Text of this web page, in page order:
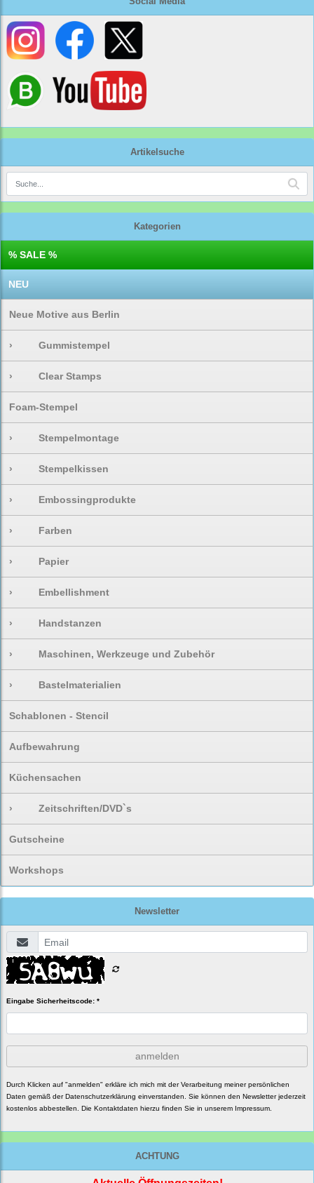
Artikelsuche
Kategorien
% SALE %
NEU
Neue Motive aus Berlin
› Gummistempel
› Clear Stamps
Foam-Stempel
› Stempelmontage
› Stempelkissen
› Embossingprodukte
› Farben
› Papier
› Embellishment
› Handstanzen
› Maschinen, Werkzeuge und Zubehör
› Bastelmaterialien
Schablonen - Stencil
Aufbewahrung
Küchensachen
› Zeitschriften/DVD`s
Gutscheine
Workshops
Newsletter
Eingabe Sicherheitscode: *
anmelden
Durch Klicken auf "anmelden" erkläre ich mich mit der Verarbeitung meiner persönlichen
Daten gemäß der Datenschutzerklärung einverstanden. Sie können den Newsletter jederzeit
kostenlos abbestellen. Die Kontaktdaten hierzu finden Sie in unserem Impressum.
ACHTUNG